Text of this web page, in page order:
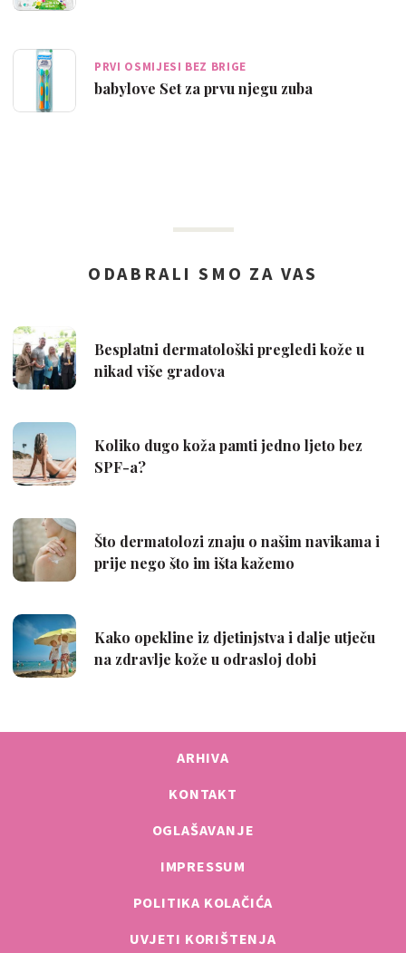
PRVI OSMIJESI BEZ BRIGE
babylove Set za prvu njegu zuba
ARHIVA
KONTAKT
OGLAŠAVANJE
IMPRESSUM
POLITIKA KOLAČIĆA
UVJETI KORIŠTENJA